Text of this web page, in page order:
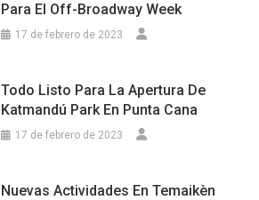
Para El Off-Broadway Week
17 de febrero de 2023
Todo Listo Para La Apertura De
Katmandú Park En Punta Cana
17 de febrero de 2023
Nuevas Actividades En Temaikèn